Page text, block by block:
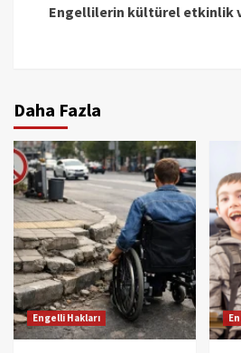
Engellilerin kültürel etkinlik
Daha Fazla
Engelli Hakları